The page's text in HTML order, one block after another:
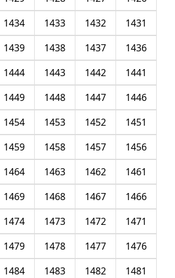
1431
1432
1433
1434
1436
1437
1438
1439
1441
1442
1443
1444
1446
1447
1448
1449
1451
1452
1453
1454
1456
1457
1458
1459
1461
1462
1463
1464
1466
1467
1468
1469
1471
1472
1473
1474
1476
1477
1478
1479
1481
1482
1483
1484